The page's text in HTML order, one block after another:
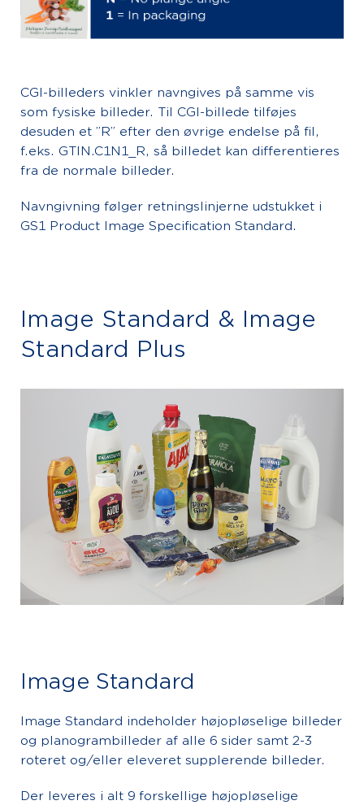
CGI-billeders vinkler navngives på samme vis
som fysiske billeder. Til CGI-billede tilføjes
desuden et ”R” efter den øvrige endelse på fil,
f.eks. GTIN.C1N1_R, så billedet kan differentieres
fra de normale billeder.
Navngivning følger retningslinjerne udstukket i
GS1 Product Image Specification Standard.
Image Standard & Image
Standard Plus
Image Standard
Image Standard indeholder højopløselige billeder
og planogrambilleder af alle 6 sider samt 2-3
roteret og/eller eleveret supplerende billeder.
Der leveres i alt 9 forskellige højopløselige